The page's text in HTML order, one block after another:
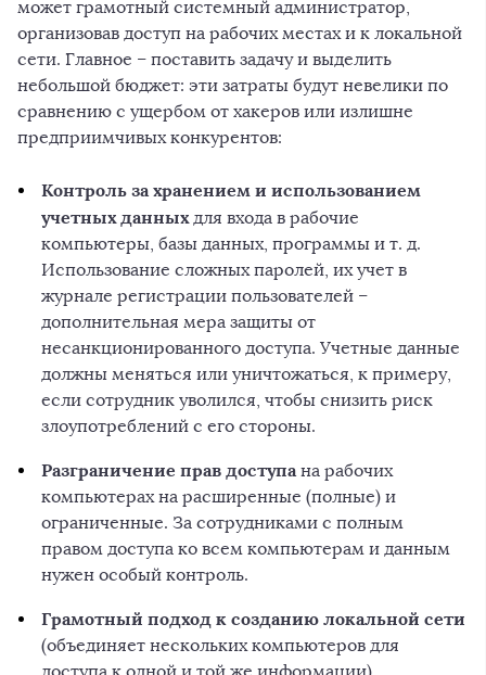
может грамотный системный администратор,
организовав доступ на рабочих местах и к локальной
сети. Главное – поставить задачу и выделить
небольшой бюджет: эти затраты будут невелики по
сравнению с ущербом от хакеров или излишне
предприимчивых конкурентов:
Контроль за хранением и использованием
учетных данных для входа в рабочие
компьютеры, базы данных, программы и т. д.
Использование сложных паролей, их учет в
журнале регистрации пользователей –
дополнительная мера защиты от
несанкционированного доступа. Учетные данные
должны меняться или уничтожаться, к примеру,
если сотрудник уволился, чтобы снизить риск
злоупотреблений с его стороны.
Разграничение прав доступа на рабочих
компьютерах на расширенные (полные) и
ограниченные. За сотрудниками с полным
правом доступа ко всем компьютерам и данным
нужен особый контроль.
Грамотный подход к созданию локальной сети
(объединяет нескольких компьютеров для
доступа к одной и той же информации)